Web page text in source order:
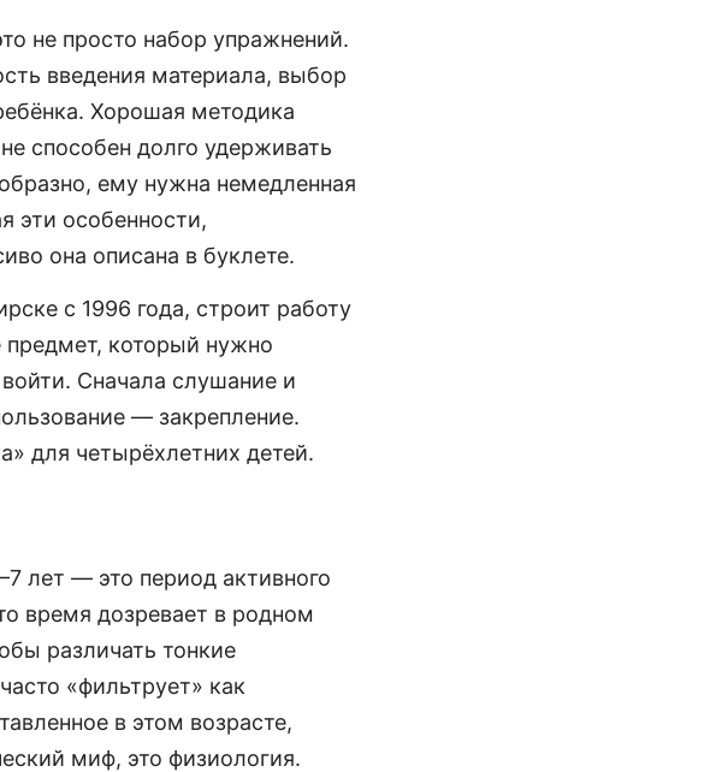
не просто набор упражнений.
введения материала, выбор
Хорошая методика
способен долго удерживать
ему нужна немедленная
эти особенности,
она описана в буклете.
с 1996 года, строит работу
который нужно
Сначала слушание и
— закрепление.
для четырёхлетних детей.
лет — это период активного
время дозревает в родном
различать тонкие
«фильтрует» как
в этом возрасте,
миф, это физиология.